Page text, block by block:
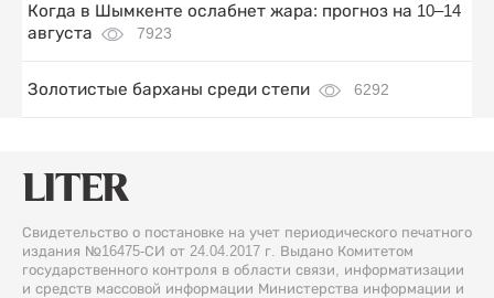
Когда в Шымкенте ослабнет жара: прогноз на 10–14
августа
7923
Золотистые барханы среди степи 6292
Свидетельство о постановке на учет периодического печатного
издания №16475-СИ от 24.04.2017 г. Выдано Комитетом
государственного контроля в области связи, информатизации
и средств массовой информации Министерства информации и